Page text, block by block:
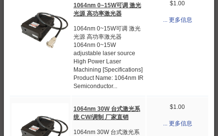
1064nm 0~15W可调 激光
光源 高功率激光器
1064nm 0~15W可调 激光
光源 高功率激光器
1064nm 0~15W
adjustable laser source
High Power Laser
Machining [Specifications]
Product Name: 1064nm IR
Semiconductor...
$1.00
... 更多信息
1064nm 30W 台式激光系
统 CW/调制 厂家直销
1064nm 30W 台式激光系
$1.00
... 更多信息